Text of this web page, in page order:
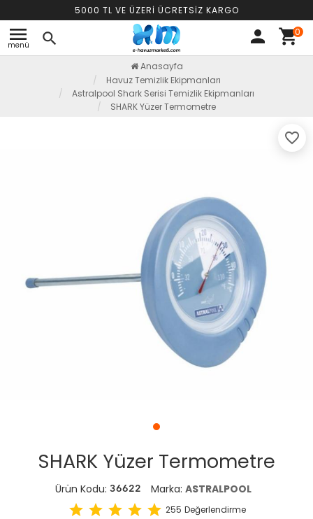
5000 TL VE ÜZERİ ÜCRETSİZ KARGO
menu
menü search person shopping_cart0
Anasayfa
Havuz Temizlik Ekipmanları
Astralpool Shark Serisi Temizlik Ekipmanları
SHARK Yüzer Termometre
favorite_border
SHARK Yüzer Termometre
Ürün Kodu: 36622 Marka: ASTRALPOOL
star star star star star 255 Değerlendirme